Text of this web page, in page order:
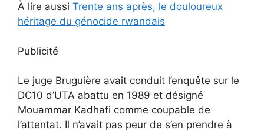
À lire aussi Trente ans après, le douloureux
héritage du génocide rwandais
Publicité
Le juge Bruguière avait conduit l’enquête sur le
DC10 d’UTA abattu en 1989 et désigné
Mouammar Kadhafi comme coupable de
l’attentat. Il n’avait pas peur de s’en prendre à